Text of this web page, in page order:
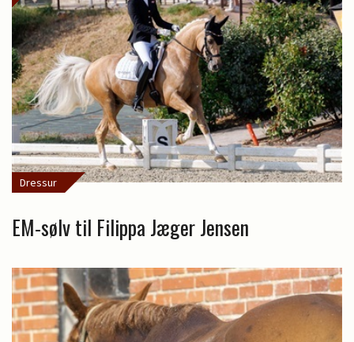
Dressur
EM-sølv til Filippa Jæger Jensen